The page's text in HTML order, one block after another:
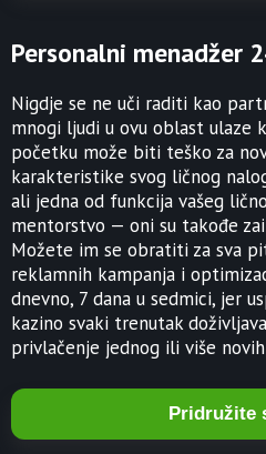
Personalni menadžer
Nigdje se ne uči raditi kao
mnogi ljudi u ovu oblast ulaze
početku može biti teško za
karakteristike svog ličnog
ali jedna od funkcija vašeg
mentorstvo — oni su takođe
Možete im se obratiti za sva
reklamnih kampanja i
dnevno, 7 dana u sedmici, jer
kazino svaki trenutak
privlačenje jednog ili više
Pridružite